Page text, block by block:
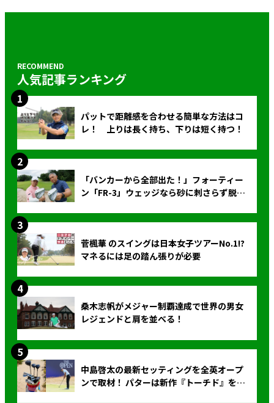
人気記事ランキング
パットで距離感を合わせる簡単な方法はコ
レ！ 上りは長く持ち、下りは短く持つ！
「バンカーから全部出た！」フォーティー
ン「FR-3」ウェッジなら砂に刺さらず脱出
菅楓華 のスイングは日本女子ツアーNo.1!?
マネるには足の踏ん張りが必要
桑木志帆がメジャー制覇達成で世界の男女
レジェンドと肩を並べる！
中島啓太の最新セッティングを全英オープ
ンで取材！ パターは新作『トーチド』を投